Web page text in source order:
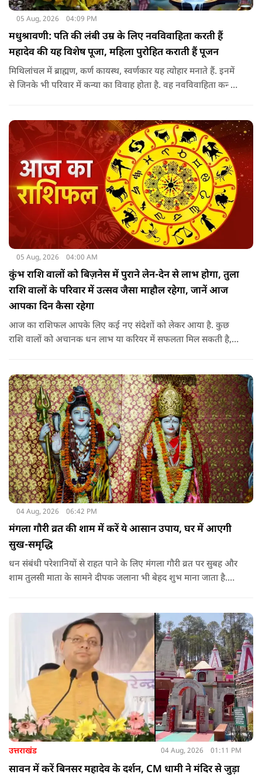
05 Aug, 2026 04:09 PM
मधुश्रावणी: पति की लंबी उम्र के लिए नवविवाहिता करती हैं
महादेव की यह विशेष पूजा, महिला पुरोहित कराती हैं पूजन
मिथिलांचल में ब्राह्मण, कर्ण कायस्थ, स्वर्णकार यह त्योहार मनाते हैं. इनमें
से जिनके भी परिवार में कन्या का विवाह होता है. वह नवविवाहिता कन्या
05 Aug, 2026 04:00 AM
कुंभ राशि वालों को बिज़नेस में पुराने लेन-देन से लाभ होगा, तुला
राशि वालों के परिवार में उत्सव जैसा माहौल रहेगा, जानें आज
आपका दिन कैसा रहेगा
आज का राशिफल आपके लिए कई नए संदेशों को लेकर आया है. कुछ
राशि वालों को अचानक धन लाभ या करियर में सफलता मिल सकती है,
सकता है.
04 Aug, 2026 06:42 PM
मंगला गौरी व्रत की शाम में करें ये आसान उपाय, घर में आएगी
सुख-समृद्धि
धन संबंधी परेशानियों से राहत पाने के लिए मंगला गौरी व्रत पर सुबह और
शाम तुलसी माता के सामने दीपक जलाना भी बेहद शुभ माना जाता है.
उत्तराखंड 04 Aug, 2026 01:11 PM
सावन में करें बिनसर महादेव के दर्शन, CM धामी ने मंदिर से जुड़ा